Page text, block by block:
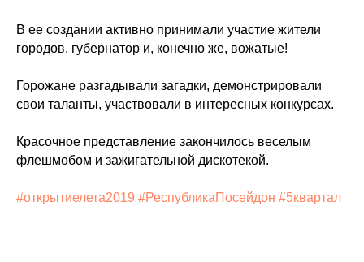
В ее создании активно принимали участие жители
городов, губернатор и, конечно же, вожатые!
Горожане разгадывали загадки, демонстрировали
свои таланты, участвовали в интересных конкурсах.
Красочное представление закончилось веселым
флешмобом и зажигательной дискотекой.
#открытиелета2019 #РеспубликаПосейдон #5квартал